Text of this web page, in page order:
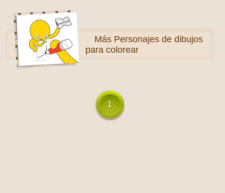
Más Personajes de dibujos
para colorear
1